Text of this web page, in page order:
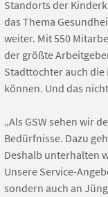
Standorts der
das Thema
weiter. Mit 550
der größte
Stadttochter auch
können. Und das
„Als GSW sehen wir
Bedürfnisse. Dazu
Deshalb unterhalten
Unsere Service-
sondern auch an